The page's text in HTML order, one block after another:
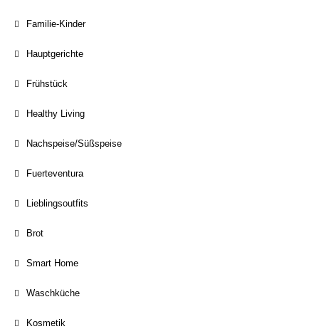
Familie-Kinder
Hauptgerichte
Frühstück
Healthy Living
Nachspeise/Süßspeise
Fuerteventura
Lieblingsoutfits
Brot
Smart Home
Waschküche
Kosmetik